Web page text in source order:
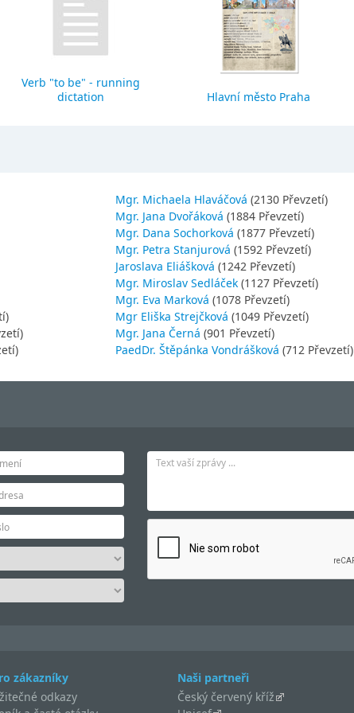
Verb "to be" - running
dictation
Hlavní město Praha
Mgr. Michaela Hlaváčová (2130 Převzetí)
Mgr. Jana Dvořáková (1884 Převzetí)
Mgr. Dana Sochorková (1877 Převzetí)
Mgr. Petra Stanjurová (1592 Převzetí)
Jaroslava Eliášková (1242 Převzetí)
Mgr. Miroslav Sedláček (1127 Převzetí)
Mgr. Eva Marková (1078 Převzetí)
Mgr Eliška Strejčková (1049 Převzetí)
Mgr. Jana Černá (901 Převzetí)
PaedDr. Štěpánka Vondrášková (712 Převzetí)
zákazníky
odkazy
Naši partneři
Český červený kříž